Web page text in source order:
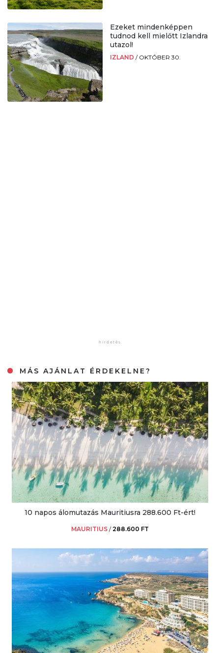
Ezeket mindenképpen
tudnod kell mielőtt Izlandra
utazol!
IZLAND / OKTÓBER 30.
MÁS AJÁNLAT ÉRDEKELNE?
10 napos álomutazás Mauritiusra 288.600 Ft-ért!
MAURITIUS /288.600 FT